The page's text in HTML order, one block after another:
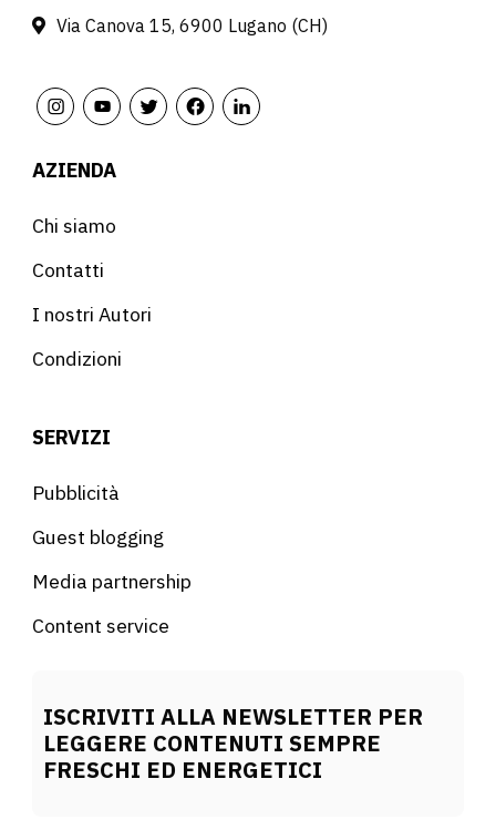
Via Canova 15, 6900 Lugano (CH)
AZIENDA
Chi siamo
Contatti
I nostri Autori
Condizioni
SERVIZI
Pubblicità
Guest blogging
Media partnership
Content service
ISCRIVITI ALLA NEWSLETTER PER
LEGGERE CONTENUTI SEMPRE
FRESCHI ED ENERGETICI